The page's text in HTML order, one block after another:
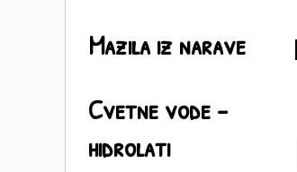
Mazila iz narave
Cvetne vode –
hidrolati